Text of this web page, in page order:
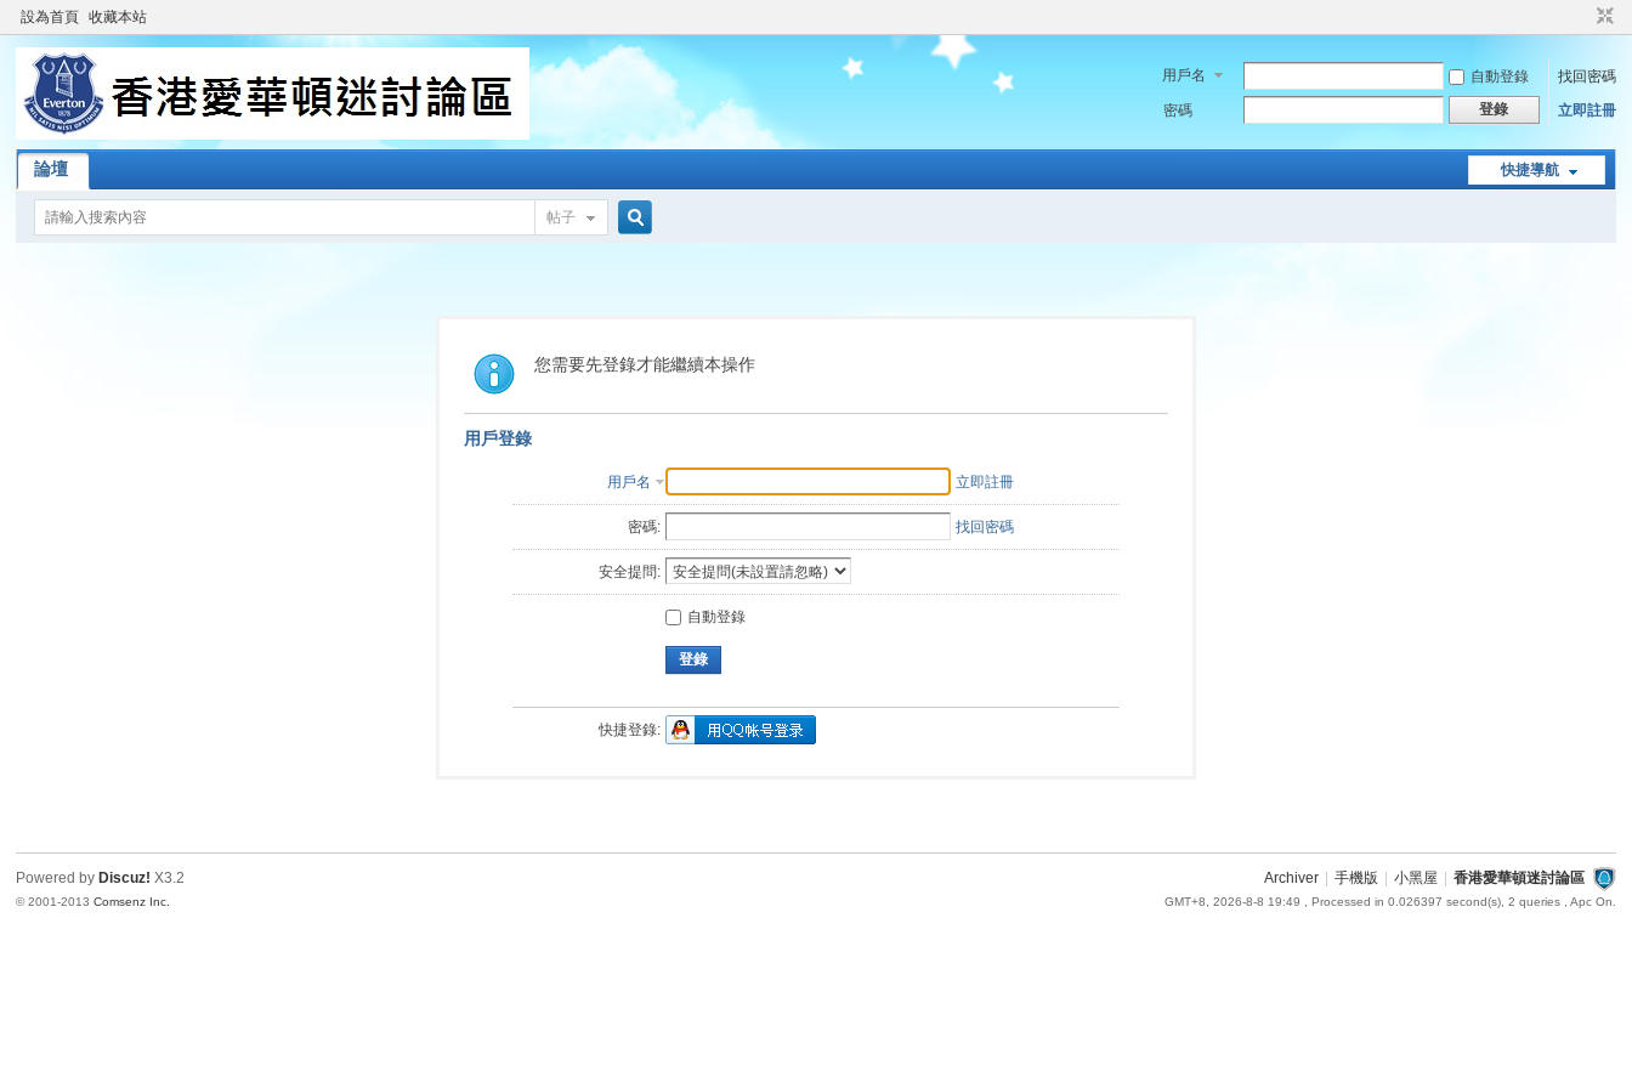
設為首頁 收藏本站
用戶名 自動登錄
找回密碼
密碼
登錄 立即註冊
快捷導航
論壇
帖子
索
您需要先登錄才能繼續本操作
用戶登錄
用戶名 立即註冊
密碼: 找回密碼
安全提問:
自動登錄
登錄
快捷登錄:
Archiver 手機版 小黑屋 香港愛華頓迷討論區
GMT+8, 2026-8-8 19:49 , Processed in 0.026397 second(s), 2 queries , Apc On.
Powered by Discuz! X3.2
© 2001-2013Comsenz Inc.